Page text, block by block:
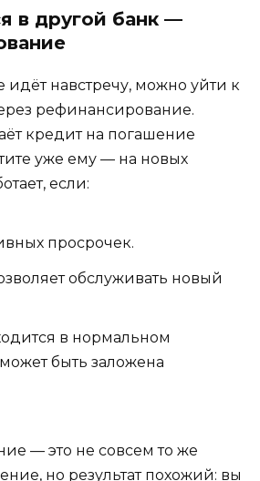
в другой банк —
идёт навстречу, можно уйти к
рефинансирование.
кредит на погашение
уже ему — на новых
если:
просрочек.
обслуживать новый
в нормальном
быть заложена
— это не совсем то же
но результат похожий: вы